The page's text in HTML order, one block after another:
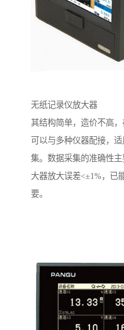
无纸记录仪放大器
其结构简单，造价不高，
可以与多种仪器配接，
集。数据采集的准确性
大器放大误差<±1%，已
要。